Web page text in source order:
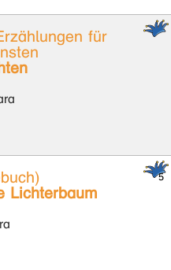
für
Lichterbaum